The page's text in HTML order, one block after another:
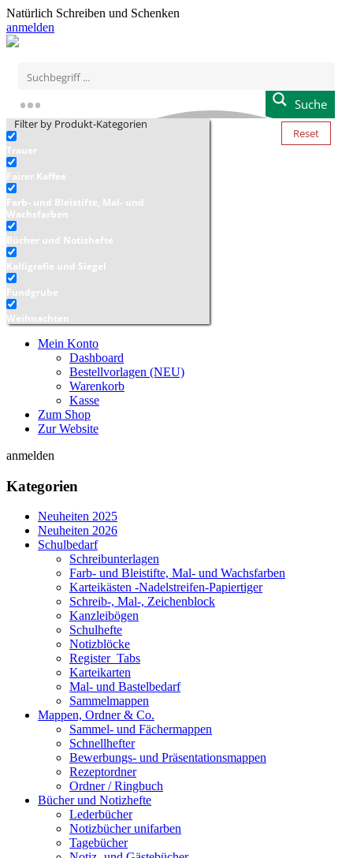
Natürlich Schreiben und Schenken
anmelden
Suche
Filter by Produkt-Kategorien
Trauer
Fairer Kaffee
Farb- und Bleistifte, Mal- und
Wachsfarben
Bücher und Notizhefte
Kalligrafie und Siegel
Fundgrube
Weihnachten
Reset
Mein Konto
Dashboard
Bestellvorlagen (NEU)
Warenkorb
Kasse
Zum Shop
Zur Website
anmelden
Kategorien
Neuheiten 2025
Neuheiten 2026
Schulbedarf
Schreibunterlagen
Farb- und Bleistifte, Mal- und Wachsfarben
Karteikästen -Nadelstreifen-Papiertiger
Schreib-, Mal-, Zeichenblock
Kanzleibögen
Schulhefte
Notizblöcke
Register_Tabs
Karteikarten
Mal- und Bastelbedarf
Sammelmappen
Mappen, Ordner & Co.
Sammel- und Fächermappen
Schnellhefter
Bewerbungs- und Präsentationsmappen
Rezeptordner
Ordner / Ringbuch
Bücher und Notizhefte
Lederbücher
Notizbücher unifarben
Tagebücher